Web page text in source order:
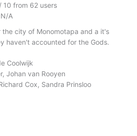
10 from 62 users
N/A
city of Monomotapa and a it's
haven't accounted for the Gods.
Coolwijk
Johan van Rooyen
Cox, Sandra Prinsloo